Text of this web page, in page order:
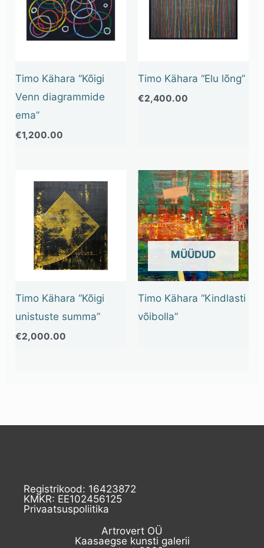
Timo Kähara “Kõigi
Venn diagrammide
ema”
€1,200.00
Timo Kähara “Elu lõng”
€2,400.00
Timo Kähara “Kõigi
unistuste summa”
€2,000.00
OUT OF STOCK
Timo Kähara “Kindlasti
võibolla”
Registrikood: 16423872
KMKR: EE102456125
Privaatsuspoliitika
Artrovert OÜ
Kaasaegse kunsti galerii